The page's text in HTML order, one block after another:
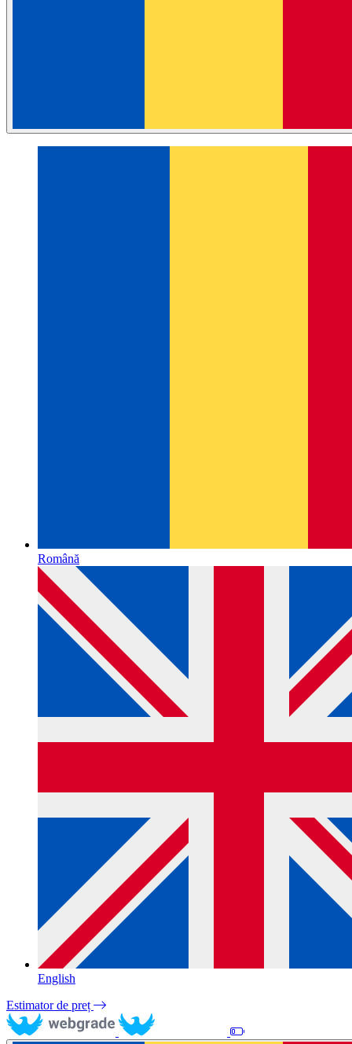
Română
English
Estimator de preț